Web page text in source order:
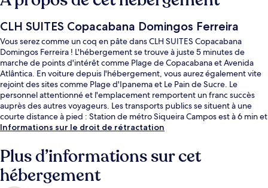
CLH SUITES Copacabana Domingos Ferreira
Vous serez comme un coq en pâte dans CLH SUITES Copacabana
Domingos Ferreira ! L'hébergement se trouve à juste 5 minutes de
marche de points d'intérêt comme Plage de Copacabana et Avenida
Atlântica. En voiture depuis l'hébergement, vous aurez également vite
rejoint des sites comme Plage d'Ipanema et Le Pain de Sucre. Le
personnel attentionné et l'emplacement remportent un franc succès
auprès des autres voyageurs. Les transports publics se situent à une
courte distance à pied : Station de métro Siqueira Campos est à 6 min et
Station de métro Cardeal Arcoverde, à 13 min.
Informations sur le droit de rétractation
Plus d’informations sur cet
hébergement